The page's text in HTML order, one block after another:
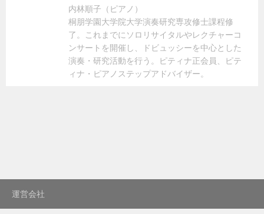
内林順子（ピアノ）
桐朋学園大学院大学演奏研究専攻修士課程修
了。これまでにソロリサイタルやレクチャーコ
ンサートを開催し、ドビュッシーを中心とした
演奏・研究活動を行う。ピティナ正会員、ピテ
ィナ・ピアノステップアドバイザー。
運営会社